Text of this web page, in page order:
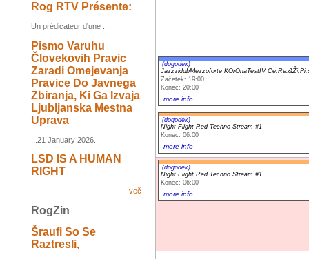
Rog RTV Présente:
Un prédicateur d'une ...
Pismo Varuhu
Človekovih Pravic
Zaradi Omejevanja
Pravice Do Javnega
Zbiranja, Ki Ga Izvaja
Ljubljanska Mestna
Uprava
...21 January 2026...
LSD IS A HUMAN
RIGHT
več
RogZin
Šraufi So Se
Raztresli,
(dogodek)
JazzzklubMezzoforte KOrOnaTestIV
Začetek: 19:00
Konec: 20:00
more info
(dogodek)
Night Flight Red Techno Stream #1
Konec: 06:00
more info
(dogodek)
Night Flight Red Techno Stream #1
Konec: 06:00
more info